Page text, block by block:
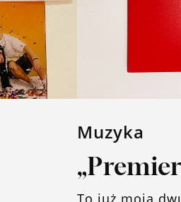
Muzyka
To już moja